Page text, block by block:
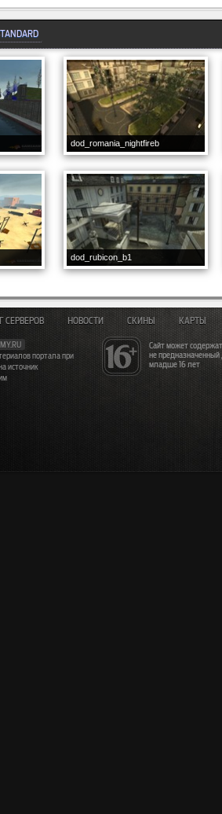
dod_romania_nightfireb
dod_rubicon_b1
Сайт может
не
младше 16 лет
СЕРВЕРОВ НОВОСТИ СКИНЫ КАРТЫ
портала при
источник